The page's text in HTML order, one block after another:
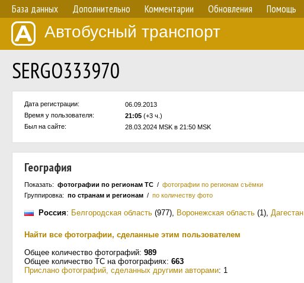
База данных Дополнительно Комментарии Обновления Помощь
Автобусный транспорт
SERGO333970
Дата регистрации:
06.09.2013
Время у пользователя:
21:05 (+3 ч.)
Был на сайте:
28.03.2024 MSK в 21:50 MSK
География
Показать: фотографии по регионам ТС / фотографии по регионам съёмки
Группировка: по странам и регионам / по количеству фото
Россия: Белгородская область (977), Воронежская область (1), Дагестан
Найти все фотографии, сделанные этим пользователем
Общее количество фотографий: 989
Общее количество ТС на фотографиях: 663
Прислано фотографий, сделанных другими авторами: 1